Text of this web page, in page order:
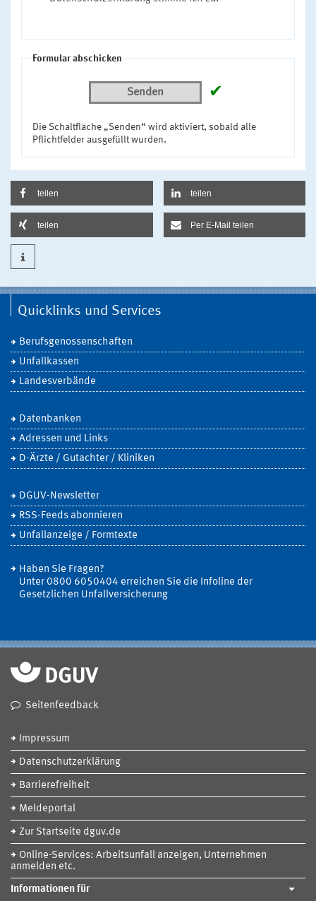
Formular abschicken
Senden ✔
Die Schaltfläche „Senden“ wird aktiviert, sobald alle
Pflichtfelder ausgefüllt wurden.
teilen teilen
teilen Per E-Mail teilen
Quicklinks und Services
Berufsgenossenschaften
Unfallkassen
Landesverbände
Datenbanken
Adressen und Links
D-Ärzte / Gutachter / Kliniken
DGUV-Newsletter
RSS-Feeds abonnieren
Unfallanzeige / Formtexte
Haben Sie Fragen?
Unter 0800 6050404 erreichen Sie die Infoline der
Gesetzlichen Unfallversicherung
Seitenfeedback
Impressum
Datenschutzerklärung
Barrierefreiheit
Meldeportal
Zur Startseite dguv.de
Online-Services: Arbeitsunfall anzeigen, Unternehmen
anmelden etc.
Informationen für